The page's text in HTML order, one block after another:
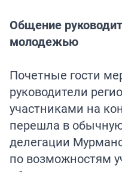
Общение
молодежью
Почетные гости
руководители
участниками на
перешла в
делегации
по возможностям